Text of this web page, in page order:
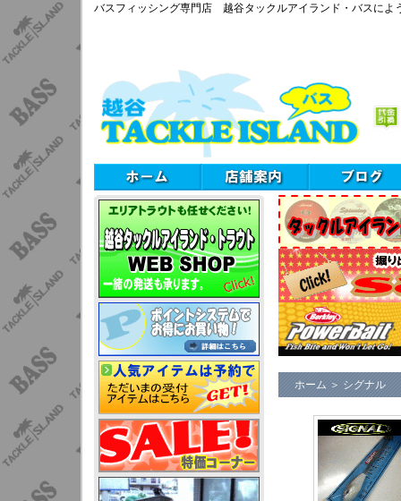
バスフィッシング専門店 越谷タックルアイランド・バスによ
ホーム ＞ シグナル